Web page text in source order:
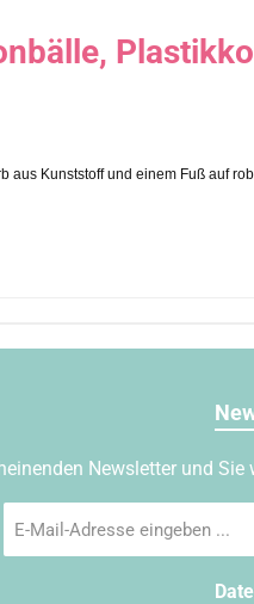
Kunststoff und einem Fuß auf
Newsletter und
Mail-